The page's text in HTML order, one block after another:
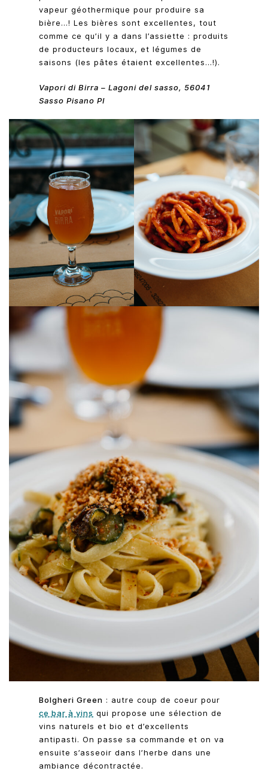
vapeur géothermique pour produire sa
bière…! Les bières sont excellentes, tout
comme ce qu’il y a dans l’assiette : produits
de producteurs locaux, et légumes de
saisons (les pâtes étaient excellentes…!).
Vapori di Birra – Lagoni del sasso, 56041
Sasso Pisano PI
Bolgheri Green : autre coup de coeur pour
ce bar à vins qui propose une sélection de
vins naturels et bio et d’excellents
antipasti. On passe sa commande et on va
ensuite s’asseoir dans l’herbe dans une
ambiance décontractée.